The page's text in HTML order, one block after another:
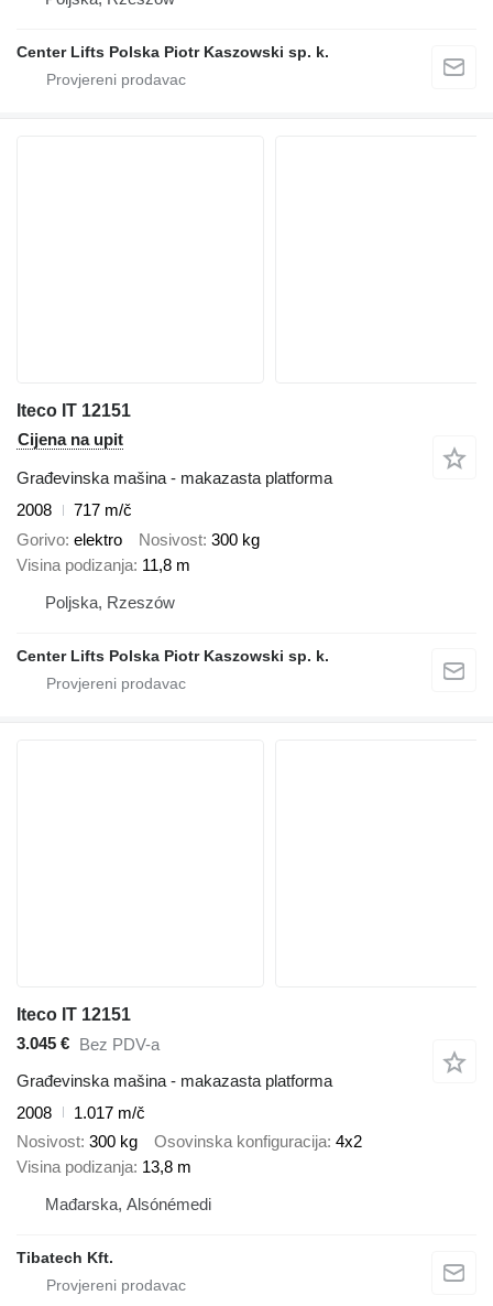
Center Lifts Polska Piotr Kaszowski sp. k.
Iteco IT 12151
Cijena na upit
Građevinska mašina - makazasta platforma
2008
717 m/č
Gorivo elektro Nosivost 300 kg
Visina podizanja 11,8 m
Poljska, Rzeszów
Center Lifts Polska Piotr Kaszowski sp. k.
Iteco IT 12151
3.045 € Bez PDV-a
Građevinska mašina - makazasta platforma
2008
1.017 m/č
Nosivost 300 kg Osovinska konfiguracija 4x2
Visina podizanja 13,8 m
Mađarska, Alsónémedi
Tibatech Kft.